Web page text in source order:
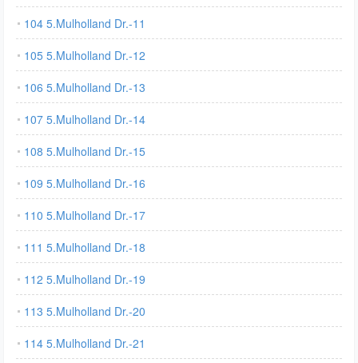
104 5.Mulholland Dr.-11
105 5.Mulholland Dr.-12
106 5.Mulholland Dr.-13
107 5.Mulholland Dr.-14
108 5.Mulholland Dr.-15
109 5.Mulholland Dr.-16
110 5.Mulholland Dr.-17
111 5.Mulholland Dr.-18
112 5.Mulholland Dr.-19
113 5.Mulholland Dr.-20
114 5.Mulholland Dr.-21